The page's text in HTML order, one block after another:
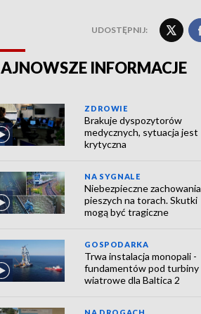
UDOSTĘPNIJ:
INFORMACJE
ZDROWIE
Brakuje dyspozytorów
medycznych, sytuacja jest
krytyczna
NA SYGNALE
Niebezpieczne zachowania
pieszych na torach. Skutki
mogą być tragiczne
GOSPODARKA
Trwa instalacja monopali -
fundamentów pod turbiny
wiatrowe dla Baltica 2